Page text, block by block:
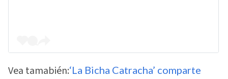
Vea tamabién:‘La Bicha Catracha’ comparte